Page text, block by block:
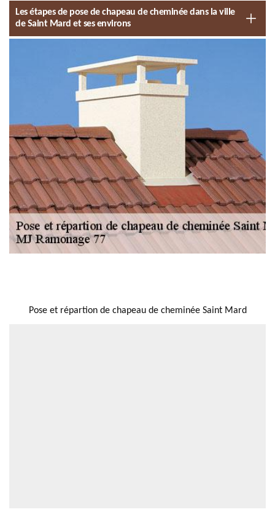
Les étapes de pose de chapeau de cheminée dans la ville
de Saint Mard et ses environs
Pose et répartion de chapeau de cheminée Saint Mard